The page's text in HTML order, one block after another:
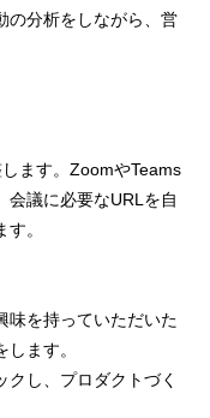
の分析をしながら、営
ます。ZoomやTeams
会議に必要なURLを自
。
味を持っていただいた
ます。
クし、プロダクトづく